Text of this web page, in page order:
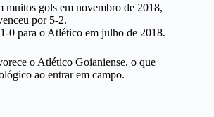
muitos gols em novembro de 2018,
por 5-2.
0 para o Atlético em julho de 2018.
o Atlético Goianiense, o que
ao entrar em campo.